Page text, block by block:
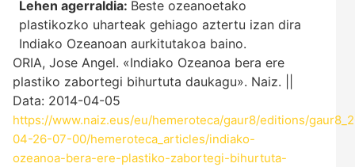
Lehen agerraldia: Beste ozeanoetako
plastikozko uharteak gehiago aztertu izan dira
Indiako Ozeanoan aurkitutakoa baino.
ORIA, Jose Angel. «Indiako Ozeanoa bera ere
plastiko zabortegi bihurtuta daukagu». Naiz. ||
Data: 2014-04-05
https://www.naiz.eus/eu/hemeroteca/gaur8/editions/
04-26-07-00/hemeroteca_articles/indiako-
ozeanoa-bera-ere-plastiko-zabortegi-bihurtuta-